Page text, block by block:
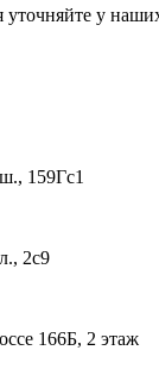
у
159Гс1
2с9
166Б, 2 этаж